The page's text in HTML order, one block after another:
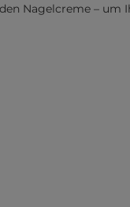
Nagelcreme – um